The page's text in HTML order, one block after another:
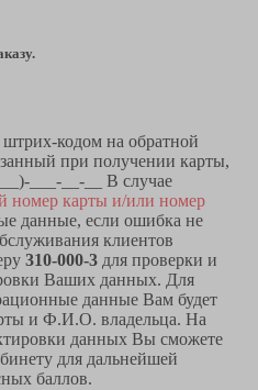
кодом на обратной
при получении карты,
___-__-__ В случае
номер карты и/или номер
данные, если ошибка не
клиентов
310-000-3 для проверки и
Ваших данных. Для
данные Вам будет
и Ф.И.О. владельца. На
данных Вы сможете
для дальнейшей
баллов.